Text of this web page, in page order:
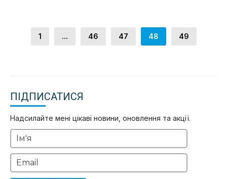
1 ... 46 47 48 49
ПІДПИСАТИСЯ
Надсилайте мені цікаві новини, оновлення та акції.
Ім'я
Email